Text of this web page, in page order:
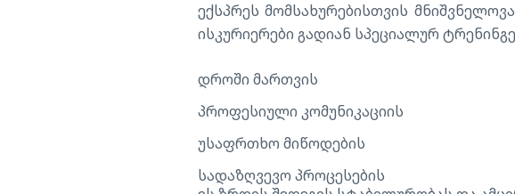
ექსპრეს მომსახურებისთვის
ისკურიერები გადიან სპეციალურ
დროში მართვის
პროფესიული კომუნიკაციის
უსაფრთხო მიწოდების
სადაზღვევო პროცესების